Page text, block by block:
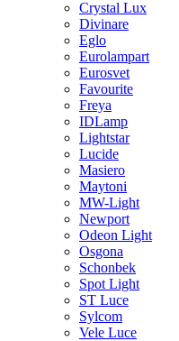
Crystal Lux
Divinare
Eglo
Eurolampart
Eurosvet
Favourite
Freya
IDLamp
Lightstar
Lucide
Masiero
Maytoni
MW-Light
Newport
Odeon Light
Osgona
Schonbek
Spot Light
ST Luce
Sylcom
Vele Luce